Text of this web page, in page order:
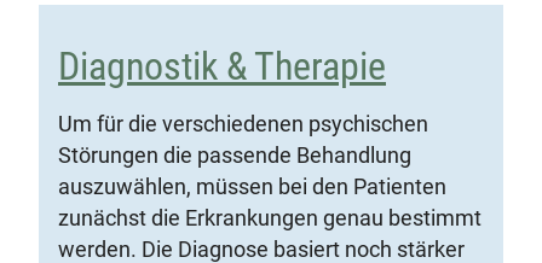
Diagnostik & Therapie
Um für die verschiedenen psychischen
Störungen die passende Behandlung
auszuwählen, müssen bei den Patienten
zunächst die Erkrankungen genau bestimmt
werden. Die Diagnose basiert noch stärker